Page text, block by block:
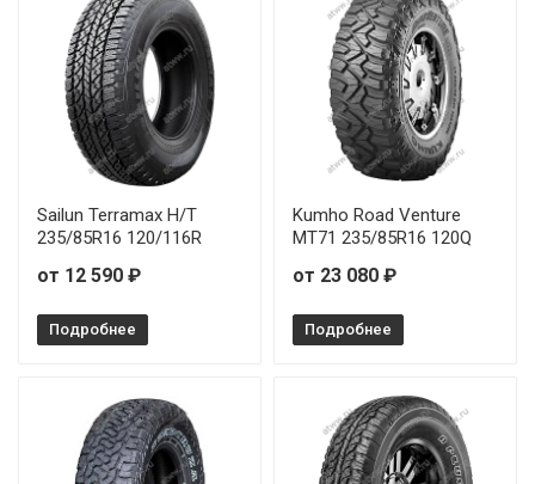
Sailun Terramax H/T
235/85R16 120/116R
от 12 590 ₽
Подробнее
Kumho Road Venture
MT71 235/85R16 120Q
от 23 080 ₽
Подробнее